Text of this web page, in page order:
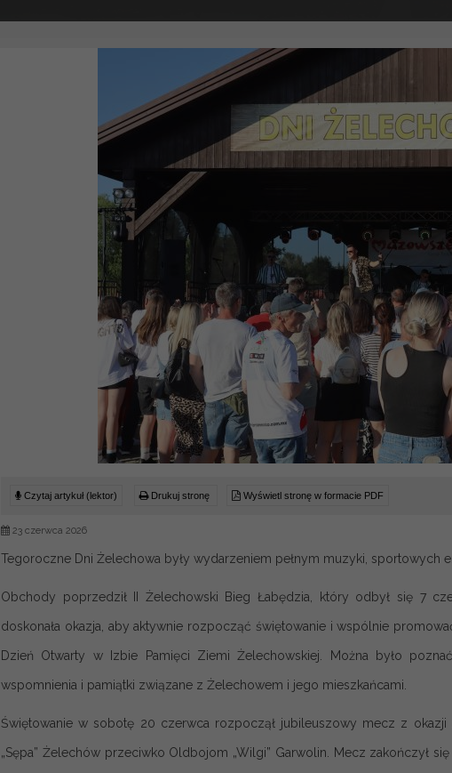
Czytaj artykuł (lektor) Drukuj stronę Wyświetl stronę w formacie PDF
23 czerwca 2026
Tegoroczne Dni Żelechowa były wydarzeniem pełnym muzyki, sportowych
Obchody poprzedził II Żelechowski Bieg Łabędzia, który odbył się 7
doskonała okazja, aby aktywnie rozpocząć świętowanie i wspólnie
Dzień Otwarty w Izbie Pamięci Ziemi Żelechowskiej. Można było
wspomnienia i pamiątki związane z Żelechowem i jego mieszkańcami.
Świętowanie w sobotę 20 czerwca rozpoczął jubileuszowy mecz z
„Sępa” Żelechów przeciwko Oldbojom „Wilgi” Garwolin. Mecz zakończył